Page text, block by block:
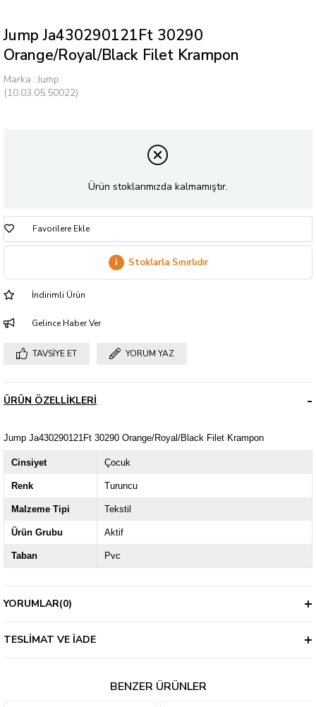
Jump Ja430290121Ft 30290
Orange/Royal/Black Filet Krampon
Marka : Jump
(10.03.05.50022)
Ürün stoklarımızda kalmamıştır.
Favorilere Ekle
i Stoklarla Sınırlıdır
İndirimli Ürün
Gelince Haber Ver
TAVSIYE ET YORUM YAZ
ÜRÜN ÖZELLIKLERI
Jump Ja430290121Ft 30290 Orange/Royal/Black Filet Krampon
Cinsiyet Çocuk
Renk Turuncu
Malzeme Tipi Tekstil
Ürün Grubu Aktif
Taban Pvc
YORUMLAR(0)
TESLIMAT VE İADE
BENZER ÜRÜNLER